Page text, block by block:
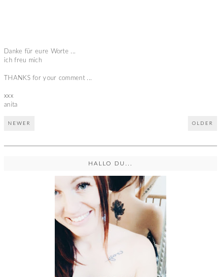
Danke für eure Worte ...
ich freu mich
THANKS for your comment ...
xxx
anita
NEWER OLDER
HALLO DU...